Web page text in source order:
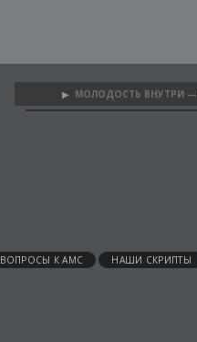
ВОПРОСЫ К АМС НАШИ СКРИПТЫ
▶ МОЛОДОСТЬ ВНУТРИ —